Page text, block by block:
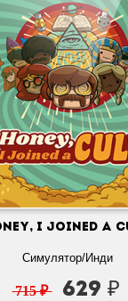
I Joined a
Симулятор/Инди
715 ₽ 629 ₽